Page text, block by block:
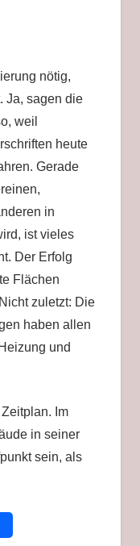
nötig,
Ja, sagen die
weil
heute
Gerade
in
ist vieles
Der Erfolg
Flächen
zuletzt: Die
haben allen
und
Im
in seiner
sein, als